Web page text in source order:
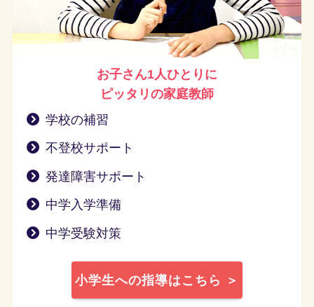
お子さん1人ひとりに
ピッタリの家庭教師
学校の補習
不登校サポート
発達障害サポート
中学入学準備
中学受験対策
小学生への指導はこちら ＞